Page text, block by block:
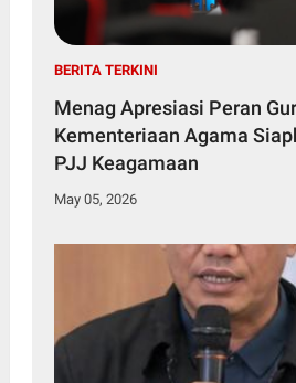
BERITA TERKINI
Menag Apresiasi Peran
Kementeriaan Agama
PJJ Keagamaan
May 05, 2026